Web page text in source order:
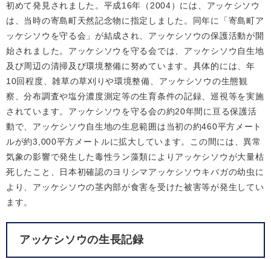
初めて発見されました。平成16年（2004）には、アッケシソウ
は、当時の寄島町天然記念物に指定しました。同年に「寄島町ア
ッケシソウを守る会」が結成され、アッケシソウの保護活動が開
始されました。アッケシソウを守る会では、アッケシソウ自生地
及び周辺の清掃及び環境整備に努めています。具体的には、年
10回程度、雑草の草刈りや環境整備、アッケシソウの生態観
察、分布調査や塩分濃度測定等の生育条件の記録、巡視等を実施
されています。アッケシソウを守る会の約20年間に亘る保護活
動で、アッケシソウ自生地の生息範囲は当初の約460平方メート
ルが約3,000平方メートルに拡大しています。この間には、異常
気象の影響で発生した毒性ラン藻類によりアッケシソウが大量枯
死したこと、日本初確認のヨリシマアッケシソウキバガの幼虫に
より、アッケシソウの茎内部が食害を受けた被害等が発生してい
ます。
アッケシソウの生長記録